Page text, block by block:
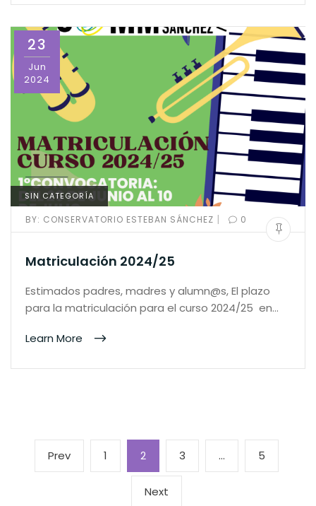
23
Jun
2024
SIN CATEGORÍA
BY: CONSERVATORIO ESTEBAN SÁNCHEZ | 0
Matriculación 2024/25
Estimados padres, madres y alumn@s, El plazo
para la matriculación para el curso 2024/25 en…
Learn More
Paginación
PrevPrevious
page
Page
1 Page
2 Page
3 … Page
5
NextNext